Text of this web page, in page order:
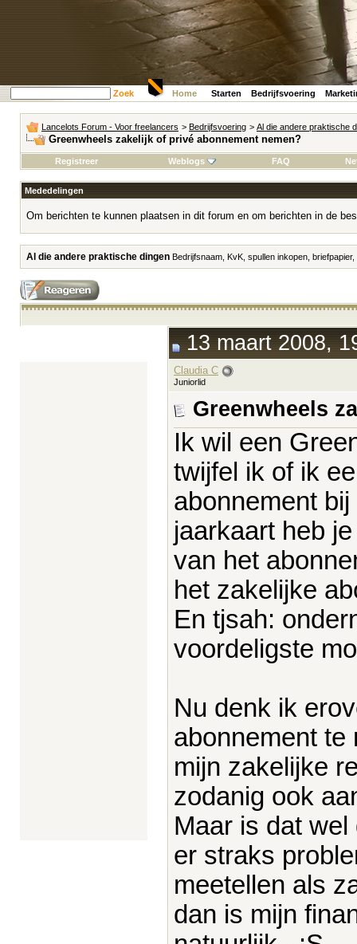
Zoek Home Starten Bedrijfsvoering
Lancelots Forum - Voor freelancers > Bedrijfsvoering > Al die andere praktische
Greenwheels zakelijk of privé abonnement nemen?
Registreer Weblogs FAQ
Mededelingen
Om berichten te kunnen plaatsen in dit forum en om berichten in de
Al die andere praktische dingen Bedrijfsnaam, KvK, spullen inkopen,
13 maart 2008,
Claudia C
Juniorlid
Greenwheels
Ik wil een
twijfel ik of ik
abonnement
jaarkaart heb
van het
het zakelijke
En tjsah:
voordeligste
Nu denk ik
abonnement te
mijn zakelijke
zodanig ook
Maar is dat
er straks
meetellen als
dan is mijn